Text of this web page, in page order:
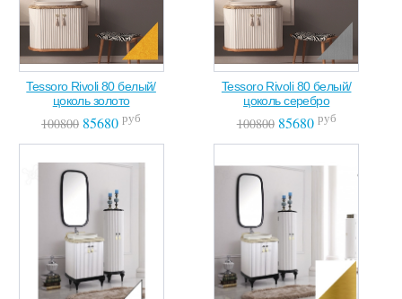
Tessoro Rivoli 80 белый/
цоколь золото
100800 85680 руб
Tessoro Rivoli 80 белый/
цоколь серебро
10080085680 руб